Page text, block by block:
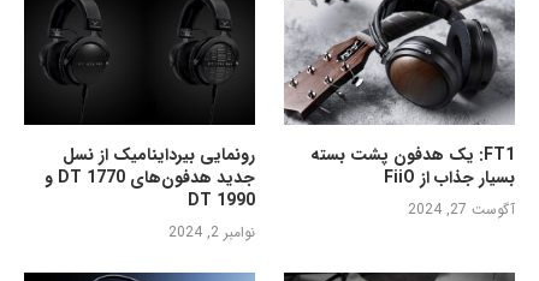
رونمایی بیرداینامیک از نسل
جدید هدفون‌های DT 1770 و
DT 1990
نوامبر 2, 2024
FT1: یک هدفون پشت بسته
بسیار جذاب از FiiO
آگوست 27, 2024